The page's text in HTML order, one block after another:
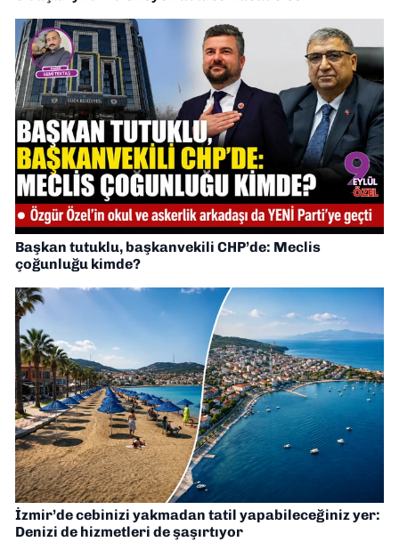
Başkan tutuklu, başkanvekili CHP’de: Meclis
çoğunluğu kimde?
İzmir’de cebinizi yakmadan tatil yapabileceğiniz yer:
Denizi de hizmetleri de şaşırtıyor